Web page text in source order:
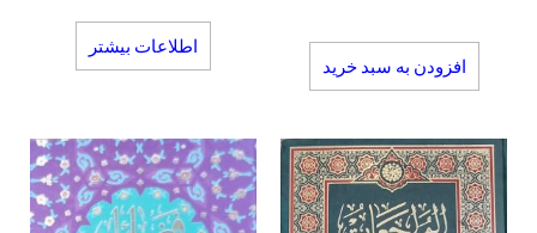
افزودن به سبد خرید
اطلاعات بیشتر